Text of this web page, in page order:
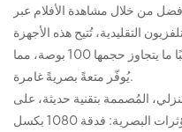
من خلال مشاهدة الأفلام عبر
التقليدية، تُتيح هذه الأجهزة
تجربة مشاهدة على شاشة عملاقة، غالبًا ما يتجاوز حجمها 100 بوصة، مما
يُوفّر متعةً بصريةً غامرة.
المُصممة بتقنية حديثة، على
أجهزة التلفزيون إلى حدٍ ما من حيث المؤثرات البصرية: فدقة 1080 بكسل